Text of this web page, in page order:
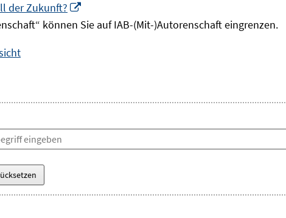
der Zukunft?
neuem
können Sie auf IAB-(Mit-)Autorenschaft eingrenzen.